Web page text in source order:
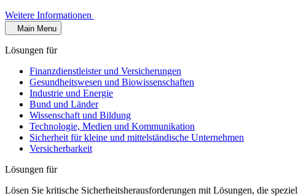
Weitere Informationen
Main Menu
Lösungen für
Finanzdienstleister und Versicherungen
Gesundheitswesen und Biowissenschaften
Industrie und Energie
Bund und Länder
Wissenschaft und Bildung
Technologie, Medien und Kommunikation
Sicherheit für kleine und mittelständische Unternehmen
Versicherbarkeit
Lösungen für
Lösen Sie kritische Sicherheitsherausforderungen mit Lösungen, die